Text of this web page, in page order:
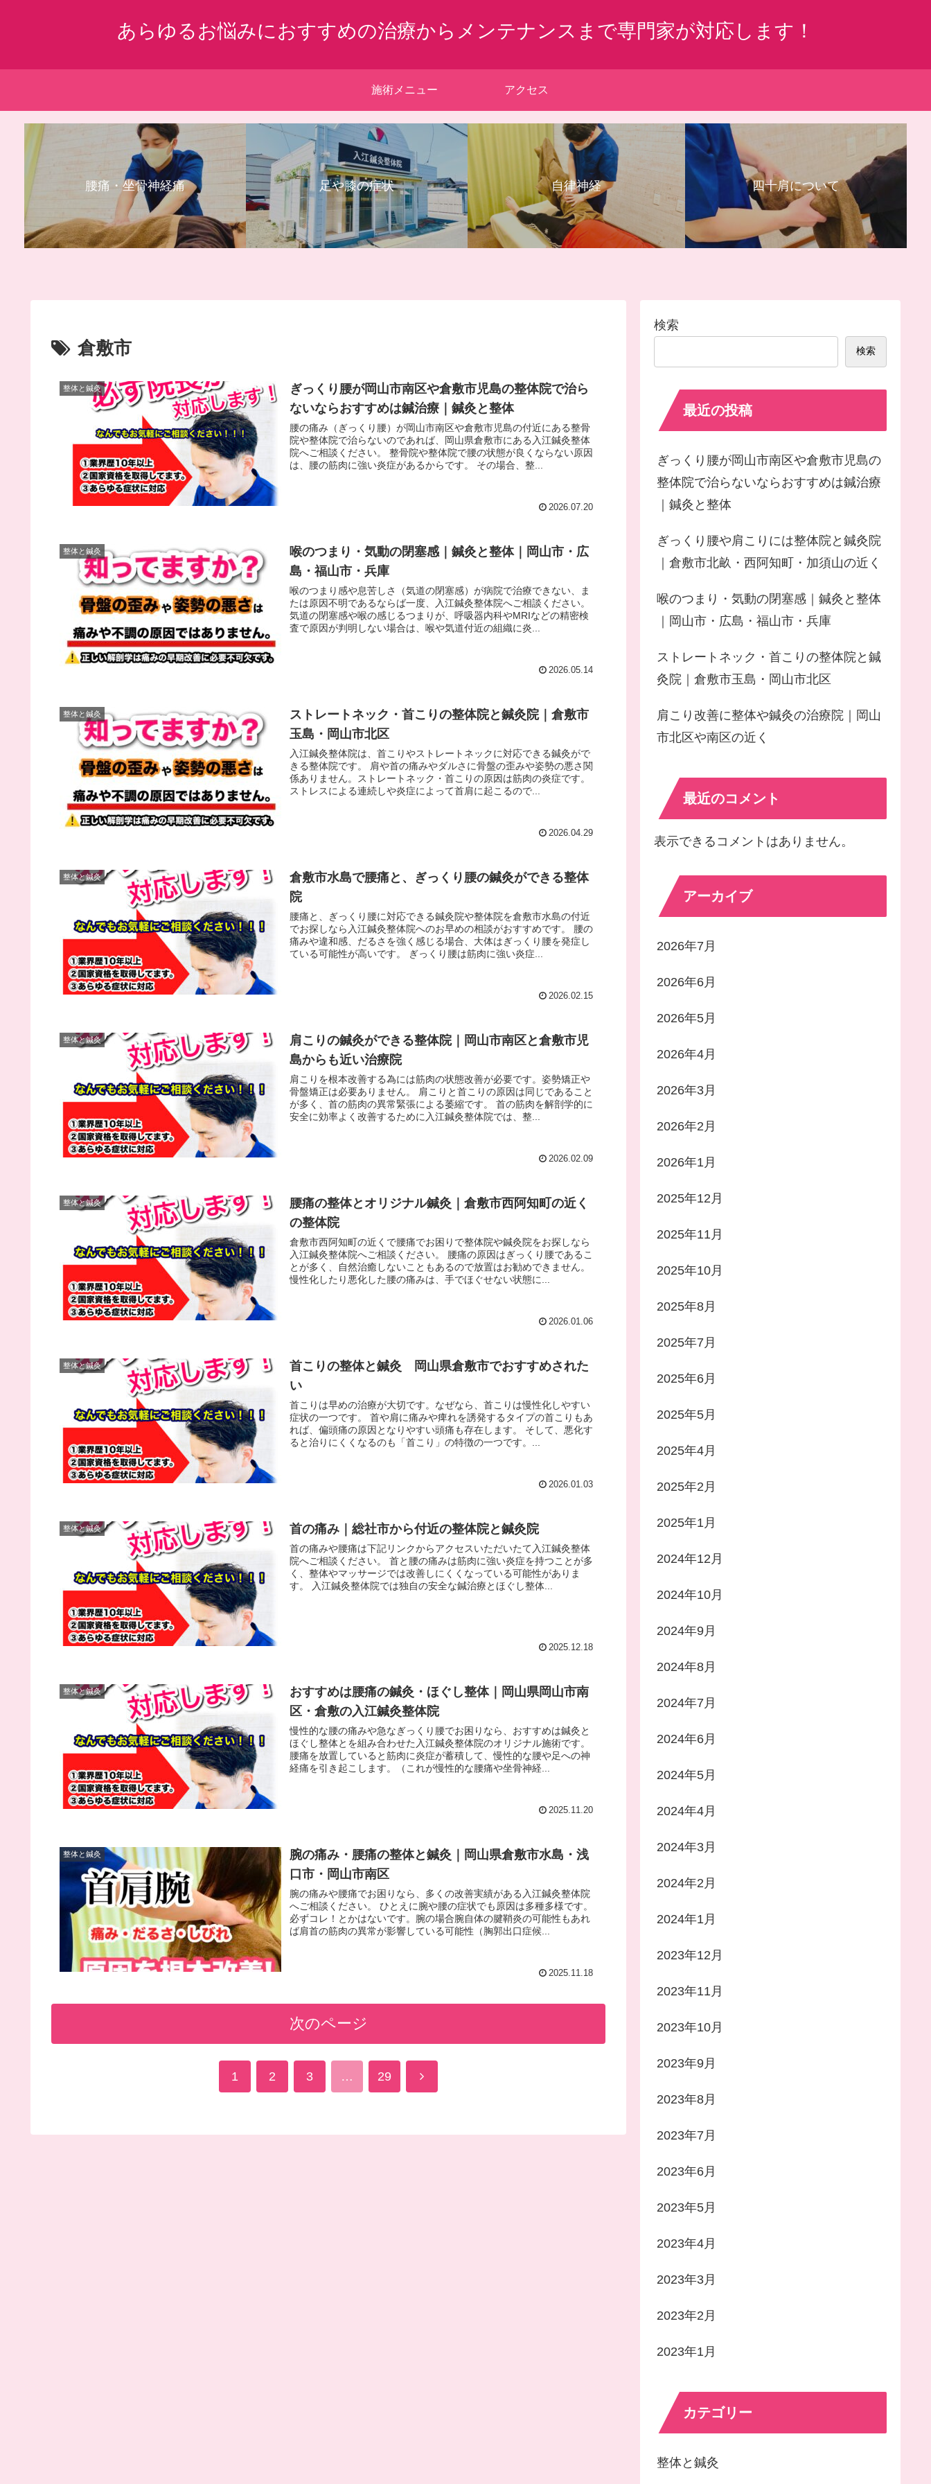
あらゆるお悩みにおすすめの治療からメンテナンスまで専門家が対応します！
施術メニュー アクセス
腰痛・坐骨神経痛 足や膝の症状 自律神経 四十肩について
倉敷市
整体と鍼灸
ぎっくり腰が岡山市南区や倉敷市児島の整体院で治ら
ないならおすすめは鍼治療｜鍼灸と整体
腰の痛み（ぎっくり腰）が岡山市南区や倉敷市児島の付近にある整骨
院や整体院で治らないのであれば、岡山県倉敷市にある入江鍼灸整体
院へご相談ください。 整骨院や整体院で腰の状態が良くならない原因
は、腰の筋肉に強い炎症があるからです。 その場合、整...
2026.07.20
整体と鍼灸
喉のつまり・気動の閉塞感｜鍼灸と整体｜岡山市・広
島・福山市・兵庫
喉のつまり感や息苦しさ（気道の閉塞感）が病院で治療できない、ま
たは原因不明であるならば一度、入江鍼灸整体院へご相談ください。
気道の閉塞感や喉の感じるつまりが、呼吸器内科やMRIなどの精密検
査で原因が判明しない場合は、喉や気道付近の組織に炎...
2026.05.14
整体と鍼灸
ストレートネック・首こりの整体院と鍼灸院｜倉敷市
玉島・岡山市北区
入江鍼灸整体院は、首こりやストレートネックに対応できる鍼灸がで
きる整体院です。 肩や首の痛みやダルさに骨盤の歪みや姿勢の悪さ関
係ありません。ストレートネック・首こりの原因は筋肉の炎症です。
ストレスによる連続しや炎症によって首肩に起こるので...
2026.04.29
整体と鍼灸
倉敷市水島で腰痛と、ぎっくり腰の鍼灸ができる整体
院
腰痛と、ぎっくり腰に対応できる鍼灸院や整体院を倉敷市水島の付近
でお探しなら入江鍼灸整体院へのお早めの相談がおすすめです。 腰の
痛みや違和感、だるさを強く感じる場合、大体はぎっくり腰を発症し
ている可能性が高いです。 ぎっくり腰は筋肉に強い炎症...
2026.02.15
整体と鍼灸
肩こりの鍼灸ができる整体院｜岡山市南区と倉敷市児
島からも近い治療院
肩こりを根本改善する為には筋肉の状態改善が必要です。姿勢矯正や
骨盤矯正は必要ありません。 肩こりと首こりの原因は同じであること
が多く、首の筋肉の異常緊張による萎縮です。 首の筋肉を解剖学的に
安全に効率よく改善するために入江鍼灸整体院では、整...
2026.02.09
整体と鍼灸
腰痛の整体とオリジナル鍼灸｜倉敷市西阿知町の近く
の整体院
倉敷市西阿知町の近くで腰痛でお困りで整体院や鍼灸院をお探しなら
入江鍼灸整体院へご相談ください。 腰痛の原因はぎっくり腰であるこ
とが多く、自然治癒しないこともあるので放置はお勧めできません。
慢性化したり悪化した腰の痛みは、手でほぐせない状態に...
2026.01.06
整体と鍼灸
首こりの整体と鍼灸 岡山県倉敷市でおすすめされた
い
首こりは早めの治療が大切です。なぜなら、首こりは慢性化しやすい
症状の一つです。 首や肩に痛みや痺れを誘発するタイプの首こりもあ
れば、偏頭痛の原因となりやすい頭痛も存在します。 そして、悪化す
ると治りにくくなるのも「首こり」の特徴の一つです。...
2026.01.03
整体と鍼灸 首の痛み｜総社市から付近の整体院と鍼灸院
首の痛みや腰痛は下記リンクからアクセスいただいたて入江鍼灸整体
院へご相談ください。 首と腰の痛みは筋肉に強い炎症を持つことが多
く、整体やマッサージでは改善しにくくなっている可能性がありま
す。 入江鍼灸整体院では独自の安全な鍼治療とほぐし整体...
2025.12.18
整体と鍼灸
おすすめは腰痛の鍼灸・ほぐし整体｜岡山県岡山市南
区・倉敷の入江鍼灸整体院
慢性的な腰の痛みや急なぎっくり腰でお困りなら、おすすめは鍼灸と
ほぐし整体とを組み合わせた入江鍼灸整体院のオリジナル施術です。
腰痛を放置していると筋肉に炎症が蓄積して、慢性的な腰や足への神
経痛を引き起こします。（これが慢性的な腰痛や坐骨神経...
2025.11.20
整体と鍼灸
腕の痛み・腰痛の整体と鍼灸｜岡山県倉敷市水島・浅
口市・岡山市南区
腕の痛みや腰痛でお困りなら、多くの改善実績がある入江鍼灸整体院
へご相談ください。 ひとえに腕や腰の症状でも原因は多種多様です。
必ずコレ！とかはないです。腕の場合腕自体の腱鞘炎の可能性もあれ
ば肩首の筋肉の異常が影響している可能性（胸郭出口症候...
2025.11.18
次のページ
1 2 3 … 29 次
検索
検索
最近の投稿
ぎっくり腰が岡山市南区や倉敷市児島の
整体院で治らないならおすすめは鍼治療
｜鍼灸と整体
ぎっくり腰や肩こりには整体院と鍼灸院
｜倉敷市北畝・西阿知町・加須山の近く
喉のつまり・気動の閉塞感｜鍼灸と整体
｜岡山市・広島・福山市・兵庫
ストレートネック・首こりの整体院と鍼
灸院｜倉敷市玉島・岡山市北区
肩こり改善に整体や鍼灸の治療院｜岡山
市北区や南区の近く
最近のコメント
表示できるコメントはありません。
アーカイブ
2026年7月
2026年6月
2026年5月
2026年4月
2026年3月
2026年2月
2026年1月
2025年12月
2025年11月
2025年10月
2025年8月
2025年7月
2025年6月
2025年5月
2025年4月
2025年2月
2025年1月
2024年12月
2024年10月
2024年9月
2024年8月
2024年7月
2024年6月
2024年5月
2024年4月
2024年3月
2024年2月
2024年1月
2023年12月
2023年11月
2023年10月
2023年9月
2023年8月
2023年7月
2023年6月
2023年5月
2023年4月
2023年3月
2023年2月
2023年1月
カテゴリー
整体と鍼灸